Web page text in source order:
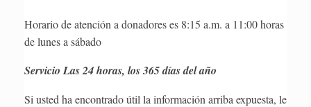
Horario de atención a donadores es 8:15 a.m. a 11:00 horas
de lunes a sábado
Servicio Las 24 horas, los 365 días del año
Si usted ha encontrado útil la información arriba expuesta, le